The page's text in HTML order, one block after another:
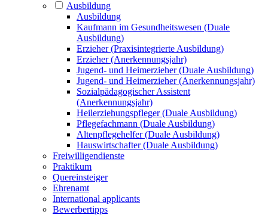
Ausbildung
Ausbildung
Kaufmann im Gesundheitswesen (Duale
Ausbildung)
Erzieher (Praxisintegrierte Ausbildung)
Erzieher (Anerkennungsjahr)
Jugend- und Heimerzieher (Duale Ausbildung)
Jugend- und Heimerzieher (Anerkennungsjahr)
Sozialpädagogischer Assistent
(Anerkennungsjahr)
Heilerziehungspfleger (Duale Ausbildung)
Pflegefachmann (Duale Ausbildung)
Altenpflegehelfer (Duale Ausbildung)
Hauswirtschafter (Duale Ausbildung)
Freiwilligendienste
Praktikum
Quereinsteiger
Ehrenamt
International applicants
Bewerbertipps